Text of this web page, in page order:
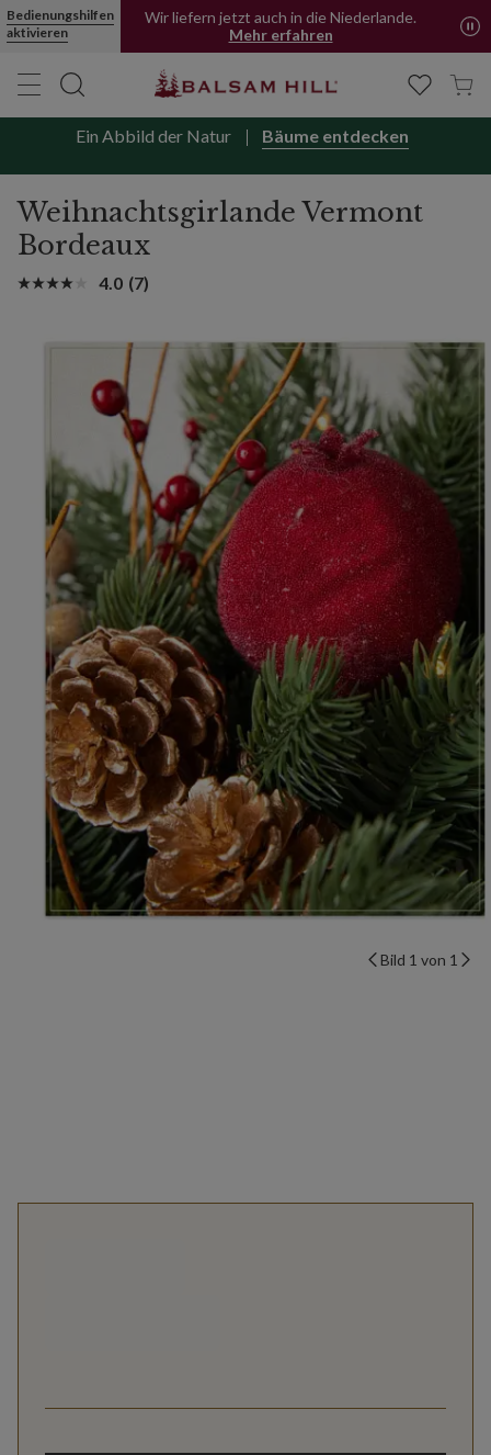
Bedienungshilfen
aktivieren
Wir liefern jetzt auch in die Niederlande.
Mehr erfahren
Ein Abbild der Natur Bäume entdecken
Weihnachtsgirlande Vermont
Bordeaux
4.0 (7)
Bild 1 von 1
Weihnachtsgirlande Vermont Bordeaux | Balsam Hill